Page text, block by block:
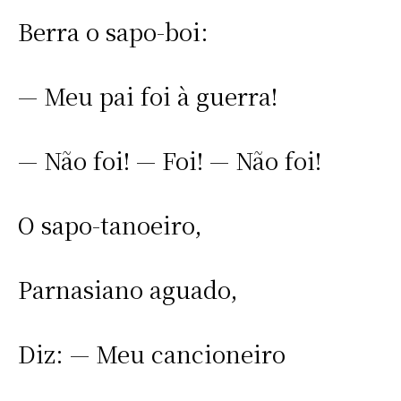
Berra o sapo-boi:
— Meu pai foi à guerra!
— Não foi! — Foi! — Não foi!
O sapo-tanoeiro,
Parnasiano aguado,
Diz: — Meu cancioneiro